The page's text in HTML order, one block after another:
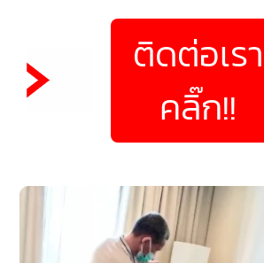
ติดต่อเรา
คลิ๊ก!!